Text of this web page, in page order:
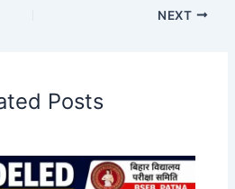
NEXT
Posts